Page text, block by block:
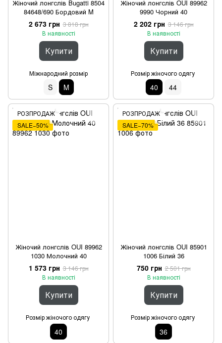
Жіночий лонгслів Bugatti 8504
84648/690 Бордовий M
2 673 грн 3 818 грн
В наявності
Купити
Міжнародний розмір
S M
Жіночий лонгслів OUI 89962
9990 Чорний 40
2 202 грн 3 146 грн
В наявності
Купити
Розмір жіночого одягу
40 44
РОЗПРОДАЖ
SALE−50%
Жіночий лонгслів OUI 89962
1030 Молочний 40
1 573 грн 3 146 грн
В наявності
Купити
Розмір жіночого одягу
40
РОЗПРОДАЖ
SALE−70%
Жіночий лонгслів OUI 85901
1006 Білий 36
750 грн 2 501 грн
В наявності
Купити
Розмір жіночого одягу
36